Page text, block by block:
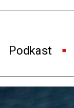
Podkast